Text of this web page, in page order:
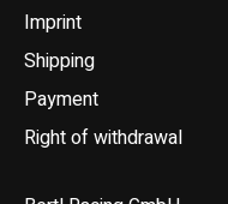
Imprint
Shipping
Payment
Right of withdrawal